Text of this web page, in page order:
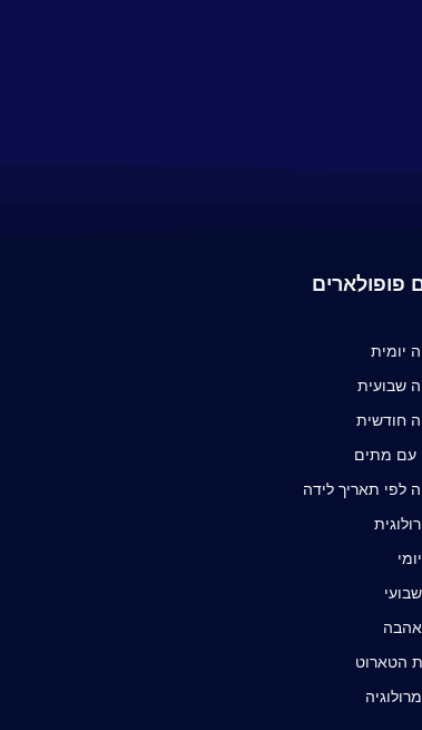
פופולארים
יומית
שבועית
חודשית
עם מתים
לפי תאריך לידה
אהבה
הטארוט